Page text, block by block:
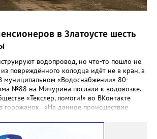
в Златоусте шесть
водопровод, но что-то пошло не
повреждённого колодца идёт не в кран, а
муниципальном «Водоснабжении» 80-
№88 на Мичурина послали к водовозке.
«Текслер, помоги!» во ВКонтакте
горожанок. «На данное происшествие
А.Н. из обслуживающей организации
Водоснабжение" ул. Островского, 7,